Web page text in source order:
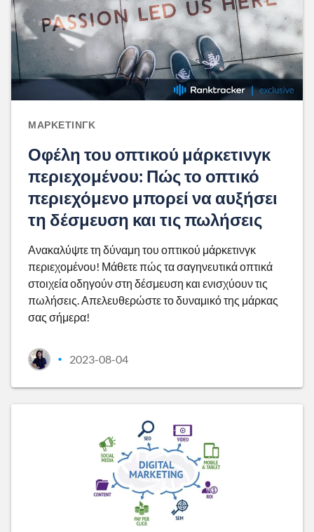
ΜΆΡΚΕΤΙΝΓΚ
Οφέλη του οπτικού μάρκετινγκ
περιεχομένου: Πώς το οπτικό
περιεχόμενο μπορεί να αυξήσει
τη δέσμευση και τις πωλήσεις
Ανακαλύψτε τη δύναμη του οπτικού μάρκετινγκ
περιεχομένου! Μάθετε πώς τα σαγηνευτικά οπτικά
στοιχεία οδηγούν στη δέσμευση και ενισχύουν τις
πωλήσεις. Απελευθερώστε το δυναμικό της μάρκας
σας σήμερα!
• 2023-08-04